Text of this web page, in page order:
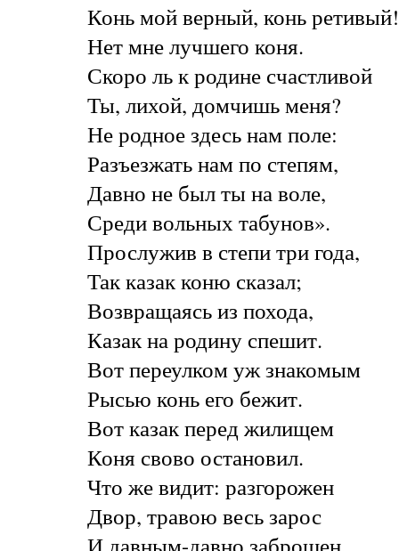
Конь мой верный, конь ретивый!
Нет мне лучшего коня.
Скоро ль к родине счастливой
Ты, лихой, домчишь меня?
Не родное здесь нам поле:
Разъезжать нам по степям,
Давно не был ты на воле,
Среди вольных табунов».
Прослужив в степи три года,
Так казак коню сказал;
Возвращаясь из похода,
Казак на родину спешит.
Вот переулком уж знакомым
Рысью конь его бежит.
Вот казак перед жилищем
Коня свово остановил.
Что же видит: разгорожен
Двор, травою весь зарос
И давным-давно заброшен,